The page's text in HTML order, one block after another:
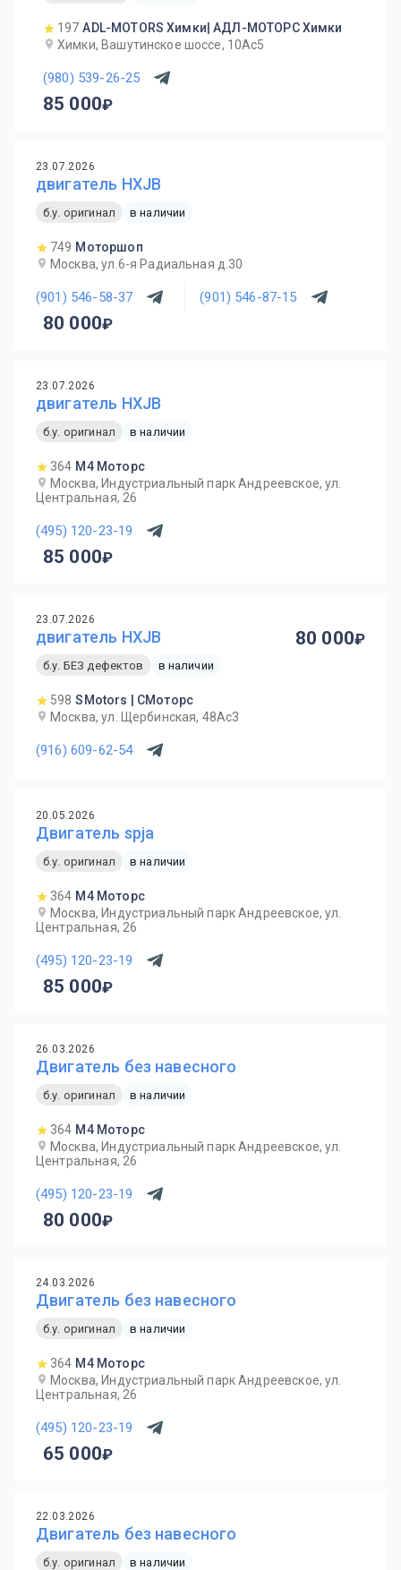
197 ADL-MOTORS Химки| АДЛ-МОТОРС Химки
Химки, Вашутинское шоссе, 10Ас5
(980) 539-26-25
85 000
23.07.2026
двигатель HXJB
б.у. оригинал в наличии
749 Моторшоп
Москва, ул.6-я Радиальная д.30
(901) 546-58-37 (901) 546-87-15
80 000
23.07.2026
двигатель HXJB
б.у. оригинал в наличии
364 М4 Моторс
Москва, Индустриальный парк Андреевское, ул.
Центральная, 26
(495) 120-23-19
85 000
23.07.2026
двигатель HXJB
б.у. БЕЗ дефектов в наличии
598 SMotors | СМоторс
Москва, ул. Щербинская, 48Ас3
(916) 609-62-54
80 000
20.05.2026
Двигатель spja
б.у. оригинал в наличии
364 М4 Моторс
Москва, Индустриальный парк Андреевское, ул.
Центральная, 26
(495) 120-23-19
85 000
26.03.2026
Двигатель без навесного
б.у. оригинал в наличии
364 М4 Моторс
Москва, Индустриальный парк Андреевское, ул.
Центральная, 26
(495) 120-23-19
80 000
24.03.2026
Двигатель без навесного
б.у. оригинал в наличии
364 М4 Моторс
Москва, Индустриальный парк Андреевское, ул.
Центральная, 26
(495) 120-23-19
65 000
22.03.2026
Двигатель без навесного
б.у. оригинал в наличии